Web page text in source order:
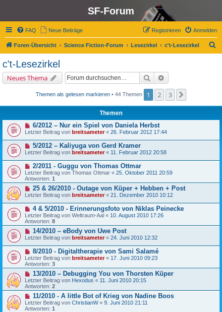
SF-Forum
FAQ Neue Beiträge Anmelden
Registrieren
Foren-Übersicht Science Fiction-Forum Lesezirkel c't-Lesezirkel
c't-Lesezirkel
Neues Thema Suche
Themen als gelesen markieren • 44 Themen 1 2 3
Themen
6/2012 – Nur ein Spiel von Daniela Herbst
Letzter Beitrag von breitsameter« 26. Februar 2012 17:44
5/2012 – Kaliyuga von Gerd Kramer
Letzter Beitrag von breitsameter« 11. Februar 2012 20:58
2/2011 - Guggu von Thomas Ottmar
Letzter Beitrag von Thomas Ottmar « 25. Oktober 2011 20:59
Antworten: 1
25 & 26/2010 - Outage von Küper + Hebben + Post
Letzter Beitrag von breitsameter« 21. Dezember 2010 10:12
4 & 5/2010 - Erinnerungsfoto von Niklas Peinecke
Letzter Beitrag von Weltraum-Aal « 10. August 2010 17:26
Antworten: 8
14/2010 – eBody von Uwe Post
Letzter Beitrag von breitsameter« 24. Juni 2010 12:32
8/2010 - Digitaltherapie von Sami Salamé
Letzter Beitrag von breitsameter« 17. Juni 2010 09:23
Antworten: 3
13/2010 – Debugging You von Thorsten Küper
Letzter Beitrag von Hexodus « 11. Juni 2010 20:15
Antworten: 2
11/2010 - A little Bot of Krieg von Nadine Boos
Letzter Beitrag von ChristianW« 9. Juni 2010 21:11
Antworten: 1